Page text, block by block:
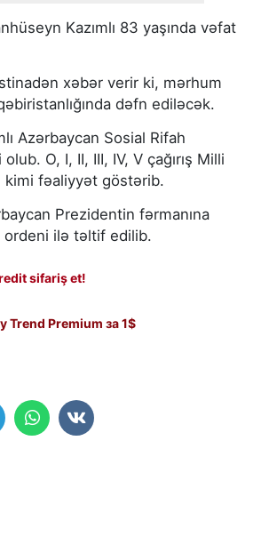
Kazımlı 83 yaşında vəfat
xəbər verir ki, mərhum
dəfn ediləcək.
Azərbaycan Sosial Rifah
O, I, II, III, IV, V çağırış Milli
kimi fəaliyyət göstərib.
Prezidentin fərmanına
ilə təltif edilib.
sifariş et!
Trend Premium за 1$